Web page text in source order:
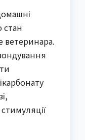
стан
ветеринара.